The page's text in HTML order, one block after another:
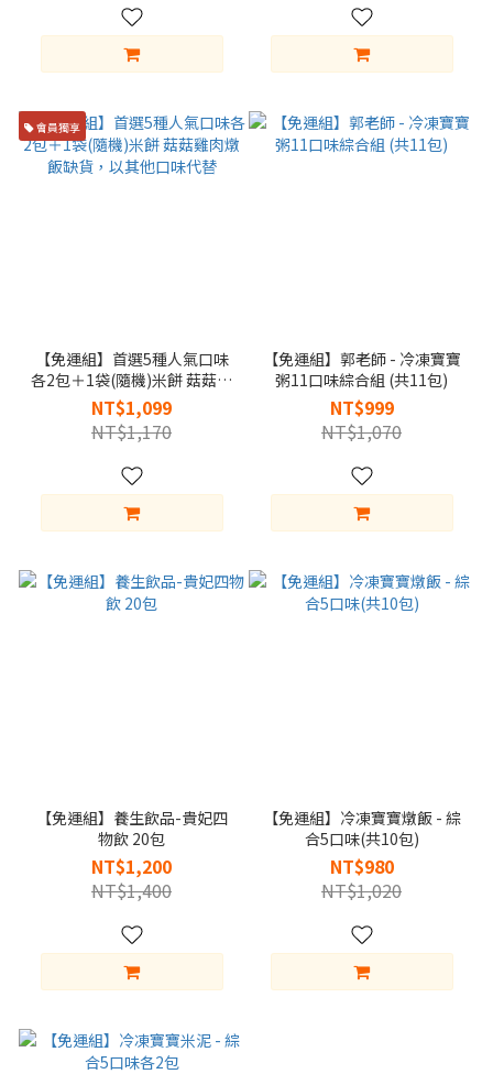
會員獨享
【免運組】首選5種人氣口味
各2包＋1袋(隨機)米餅 菇菇雞
肉燉飯缺貨，以其他口味代替
NT$1,099
NT$1,170
【免運組】郭老師 - 冷凍寶寶
粥11口味綜合組 (共11包)
NT$999
NT$1,070
【免運組】養生飲品-貴妃四
物飲 20包
NT$1,200
NT$1,400
【免運組】冷凍寶寶燉飯 - 綜
合5口味(共10包)
NT$980
NT$1,020